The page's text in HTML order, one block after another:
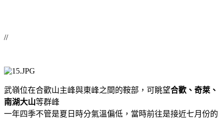
//
武嶺位在合歡山主峰與東峰之間的鞍部，可眺望合歡、奇萊、
南湖大山等群峰
一年四季不管是夏日時分氣溫偏低，當時前往是接近七月份的